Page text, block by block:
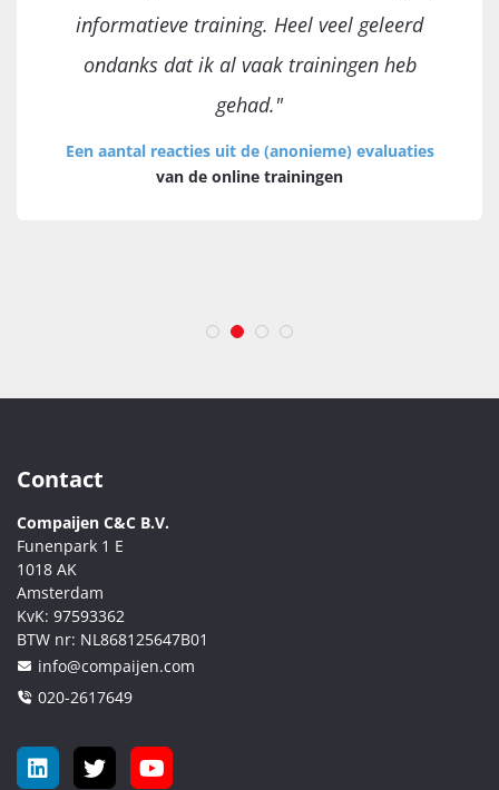
Een aantal reacties uit de (anonieme) evaluaties
van de online trainingen
informatieve training. Heel veel geleerd
ondanks dat ik al vaak trainingen heb
gehad."
Contact
Compaijen C&C B.V.
Funenpark 1 E
1018 AK
Amsterdam
info@compaijen.com
020-2617649
KvK: 97593362
BTW nr: NL868125647B01